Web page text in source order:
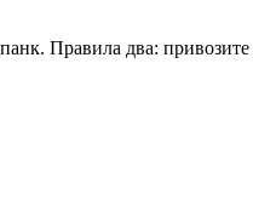
Правила два: